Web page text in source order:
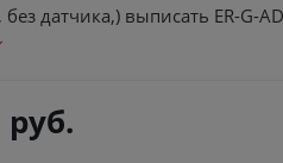
датчика,) выписать ER-G-
руб.